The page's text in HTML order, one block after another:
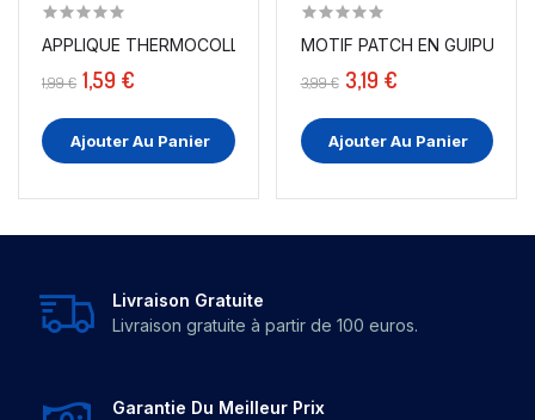
APPLIQUE THERMOCOLLANTE EN SIMILI CUIR :...
1,99 € 1,59 €
Ajouter Au Panier
MOTIF PATCH EN GUIPURE
3,99 € 3,19 €
Ajouter Au Panier
Livraison Gratuite
Livraison gratuite à partir de 100 euros.
Garantie Du Meilleur Prix